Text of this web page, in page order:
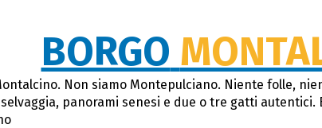
BORGO
Non siamo Montepulciano. Niente folle,
panorami senesi e due o tre gatti